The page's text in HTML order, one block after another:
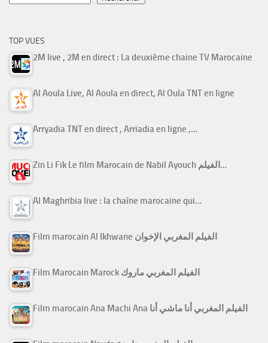
TOP VUES
2M live , 2M en direct : La deuxième chaine TV Marocaine
Al Aoula Live, Al Aoula en direct, Al Oula TNT en ligne
Arryadia TNT en direct , Arriadia en ligne ,…
Zin Li Fik Le film Marocain de Nabil Ayouch الفيلم…
Al Maghribia live : la chaîne marocaine qui…
Film marocain Al Ikhwane الفيلم المغربي الإخوان
Film Marocain Marock الفيلم المغربي ماروك
Film marocain Ana Machi Ana الفيلم المغربي أنا ماشي أنا